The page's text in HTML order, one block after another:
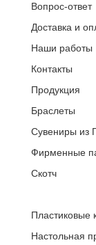
Вопрос-ответ
Доставка и
Наши работы
Контакты
Продукция
Браслеты
Сувениры из
Фирменные
Скотч
Пластиковые
Настольная